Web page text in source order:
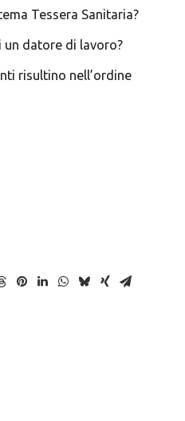
Tessera Sanitaria?
datore di lavoro?
risultino nell’ordine